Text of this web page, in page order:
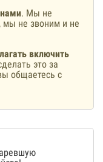
. Мы не
мы не звоним и не
включить
это за
общаетесь с